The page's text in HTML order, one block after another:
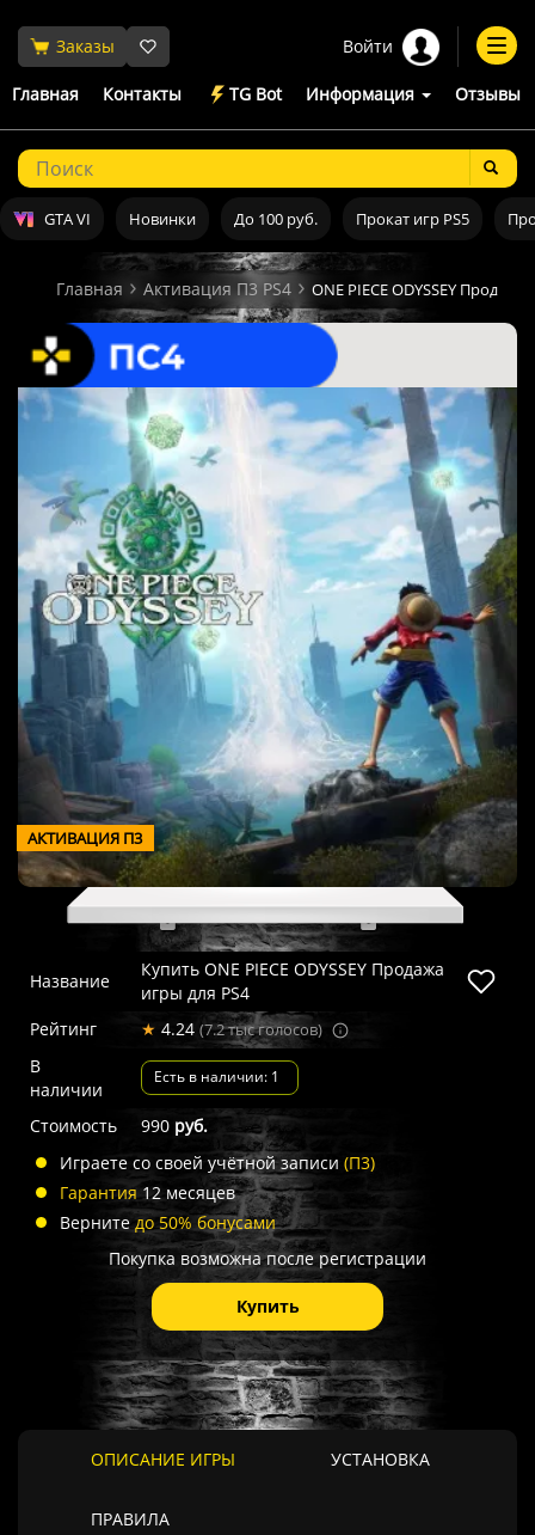
Заказы Войти
Главная Контакты TG Bot Информация Отзывы
GTA VI Новинки До 100 руб. Прокат игр PS5
Главная Активация П3 PS4 ONE PIECE ODYSSEY
АКТИВАЦИЯ П3
Название
Купить ONE PIECE ODYSSEY Продажа
игры для PS4
Рейтинг
★ 4.24 (7.2 тыс голосов)
В
наличии
Есть в наличии: 1
Стоимость 990 руб.
Играете со своей учётной записи (П3)
Гарантия 12 месяцев
Вернитедо 50% бонусами
Покупка возможна после регистрации
Купить
ОПИСАНИЕ ИГРЫ УСТАНОВКА
ПРАВИЛА